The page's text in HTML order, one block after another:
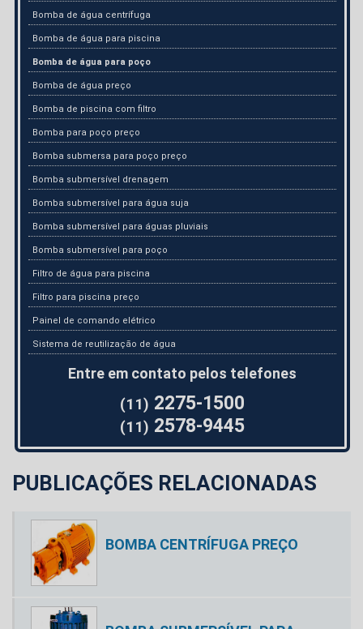
Bomba de água centrífuga
Bomba de água para piscina
Bomba de água para poço
Bomba de água preço
Bomba de piscina com filtro
Bomba para poço preço
Bomba submersa para poço preço
Bomba submersível drenagem
Bomba submersível para água suja
Bomba submersível para águas pluviais
Bomba submersível para poço
Filtro de água para piscina
Filtro para piscina preço
Painel de comando elétrico
Sistema de reutilização de água
Entre em contato pelos telefones
(11) 2275-1500
(11) 2578-9445
PUBLICAÇÕES RELACIONADAS
BOMBA CENTRÍFUGA PREÇO